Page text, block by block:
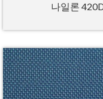
나일론